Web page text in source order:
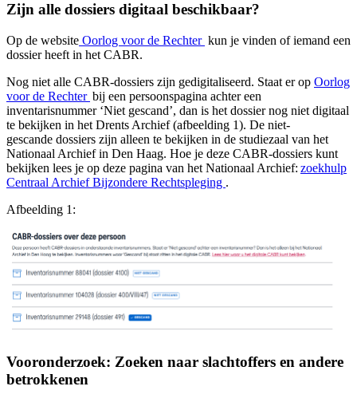
Zijn alle dossiers digitaal beschikbaar?
Op de website Oorlog voor de Rechter (wordt geopend in een nieuw
kun je vinden of iemand een
dossier heeft in het CABR.
Nog niet alle CABR-dossiers zijn gedigitaliseerd. Staat er op Oorlog
voor de Rechter (wordt geopend in een nieuw tabblad)
bij een persoonspagina achter een
inventarisnummer ‘Niet gescand’, dan is het dossier nog niet digitaal
te bekijken in het Drents Archief (afbeelding 1). De niet-
gescande dossiers zijn alleen te bekijken in de studiezaal van het
Nationaal Archief in Den Haag. Hoe je deze CABR-dossiers kunt
bekijken lees je op deze pagina van het Nationaal Archief: zoekhulp
Centraal Archief Bijzondere Rechtspleging .
Afbeelding 1:
Vooronderzoek: Zoeken naar slachtoffers en andere
betrokkenen